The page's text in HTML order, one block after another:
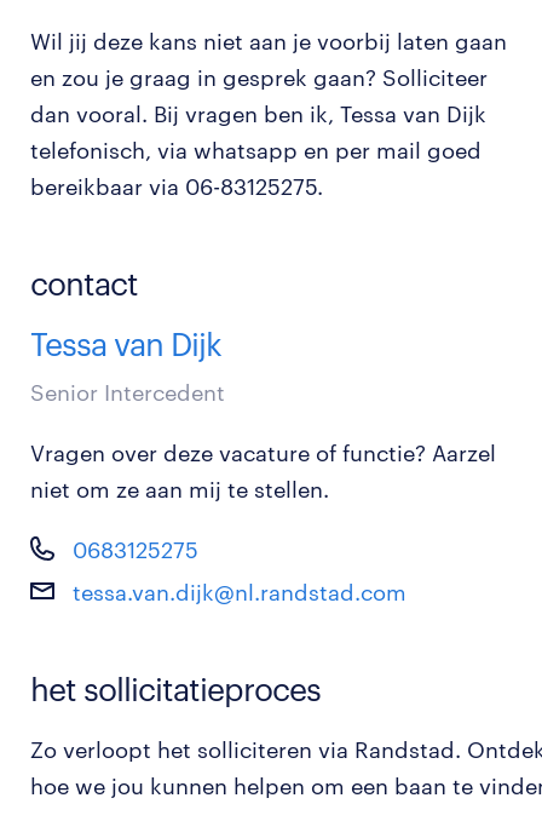
Wil jij deze kans niet aan je voorbij laten gaan
en zou je graag in gesprek gaan? Solliciteer
dan vooral. Bij vragen ben ik, Tessa van Dijk
telefonisch, via whatsapp en per mail goed
bereikbaar via 06-83125275.
contact
Tessa van Dijk
Senior Intercedent
Vragen over deze vacature of functie? Aarzel
niet om ze aan mij te stellen.
0683125275
tessa.van.dijk@nl.randstad.com
het sollicitatieproces
Zo verloopt het solliciteren via Randstad.
hoe we jou kunnen helpen om een baan te